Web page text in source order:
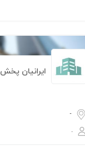
ایرانیان پخش
-
-